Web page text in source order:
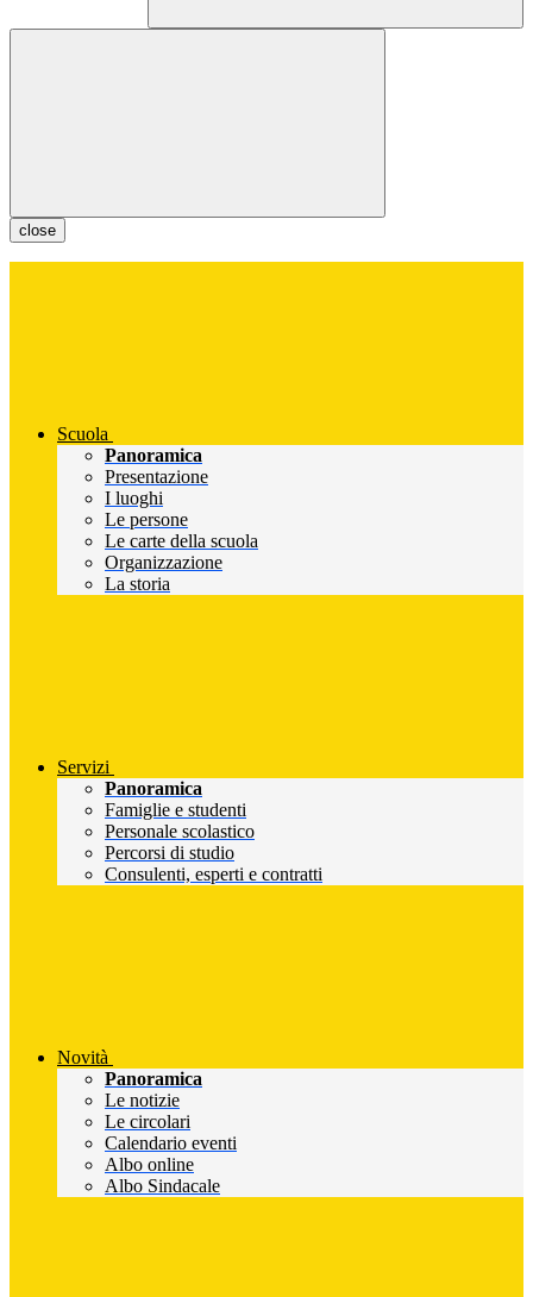
close
Scuola
Panoramica
Presentazione
I luoghi
Le persone
Le carte della scuola
Organizzazione
La storia
Servizi
Panoramica
Famiglie e studenti
Personale scolastico
Percorsi di studio
Consulenti, esperti e contratti
Novità
Panoramica
Le notizie
Le circolari
Calendario eventi
Albo online
Albo Sindacale